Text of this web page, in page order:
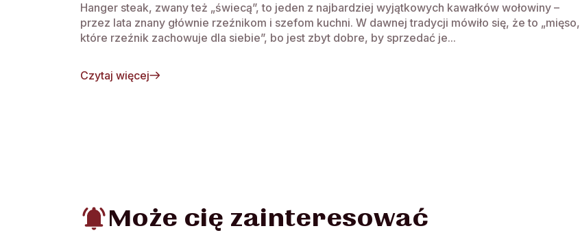
Hanger steak, zwany też „świecą”, to jeden z najbardziej wyjątkowych kawałków wołowiny –
przez lata znany głównie rzeźnikom i szefom kuchni. W dawnej tradycji mówiło się, że to „mięso,
które rzeźnik zachowuje dla siebie”, bo jest zbyt dobre, by sprzedać je...
Czytaj więcej
Może cię zainteresować